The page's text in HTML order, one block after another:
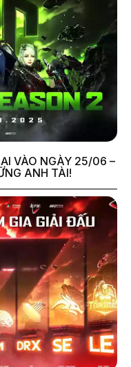
VÀO NGÀY 25/06 –
ANH TÀI!